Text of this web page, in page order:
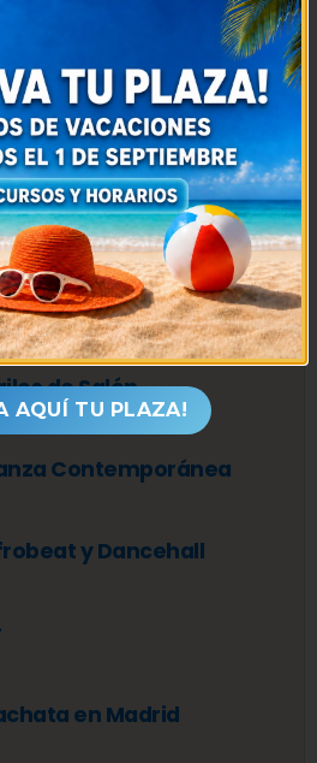
SIGUIENTE
de Salón
Contemporánea
y Dancehall
en Madrid
AQUÍ TU PLAZA!